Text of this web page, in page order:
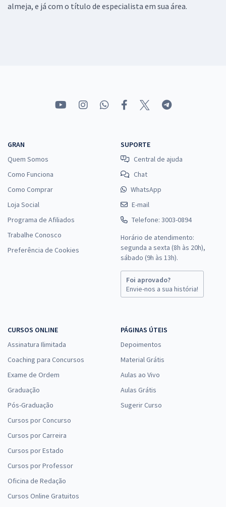
almeja, e já com o título de especialista em sua área.
GRAN
Quem Somos
Como Funciona
Como Comprar
Loja Social
Programa de Afiliados
Trabalhe Conosco
Preferência de Cookies
SUPORTE
Central de ajuda
Chat
WhatsApp
E-mail
Telefone: 3003-0894
Horário de atendimento:
segunda a sexta (8h às 20h),
sábado (9h às 13h).
Foi aprovado?
Envie-nos a sua história!
CURSOS ONLINE
Assinatura Ilimitada
Coaching para Concursos
Exame de Ordem
Graduação
Pós-Graduação
Cursos por Concurso
Cursos por Carreira
Cursos por Estado
Cursos por Professor
Oficina de Redação
Cursos Online Gratuitos
PÁGINAS ÚTEIS
Depoimentos
Material Grátis
Aulas ao Vivo
Aulas Grátis
Sugerir Curso